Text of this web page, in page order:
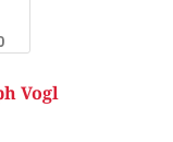
Vogl